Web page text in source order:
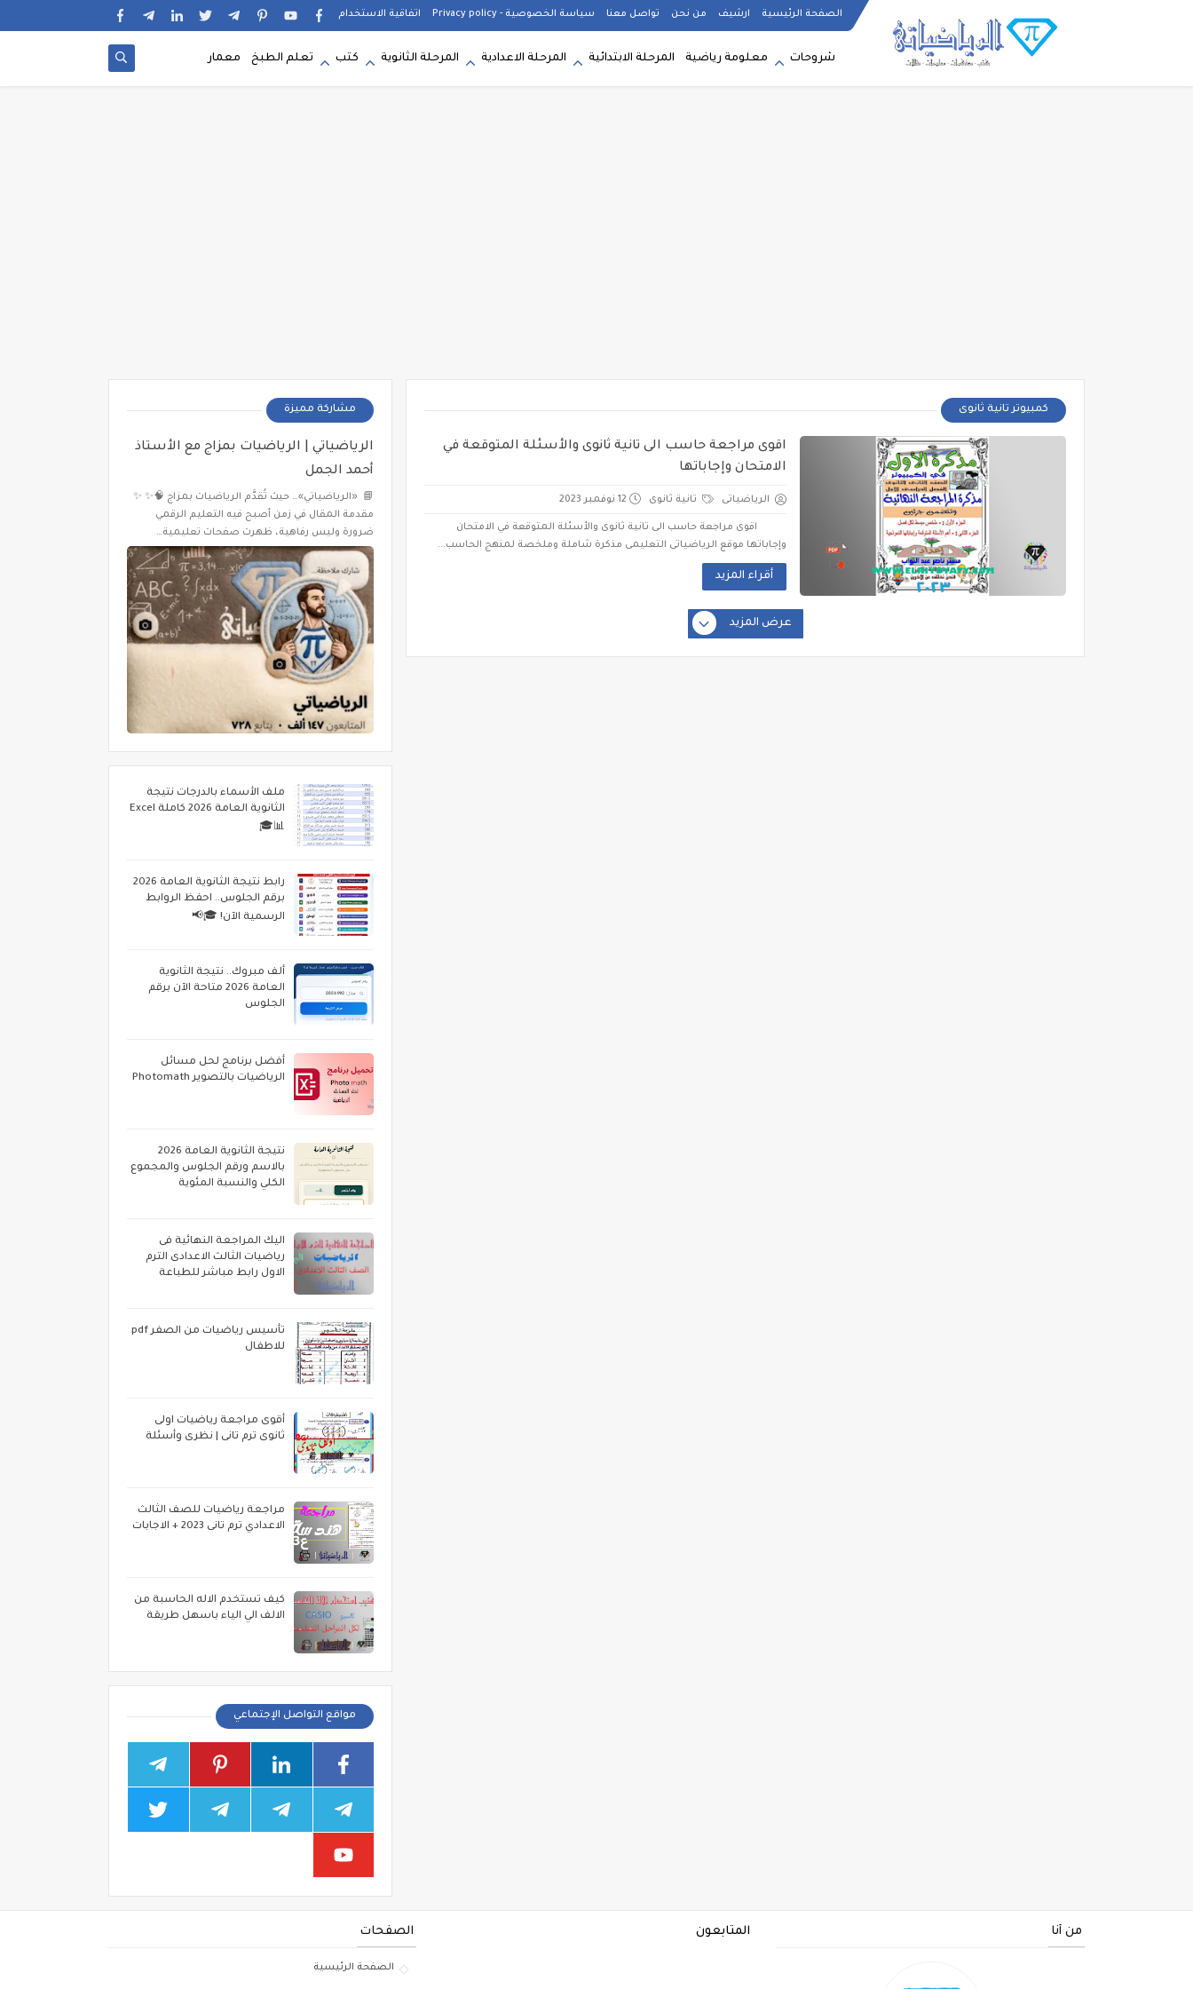
الصفحة الرئيسية ارشيف من نحن تواصل معنا سياسة الخصوصية - Privacy policy اتفاقية الاستخدام
شروحات معلومة رياضية المرحلة الابتدائية المرحلة الاعدادية المرحلة الثانوية كتب تعلم الطبخ معمار
كمبيوتر تانية ثانوى
اقوى مراجعة حاسب الى تانية ثانوى والأسئلة المتوقعة في
الامتحان وإجاباتها
الرياضياتى تانية ثانوى 12 نوفمبر 2023
اقوى مراجعة حاسب الى تانية ثانوى والأسئلة المتوقعة في الامتحان
وإجاباتها موقع الرياضياتى التعليمى مذكرة شاملة وملخصة لمنهج الحاسب...
أقراء المزيد
عرض المزيد
مشاركة مميزة
الرياضياتي | الرياضيات بمزاج مع الأستاذ
أحمد الجمل
📘 «الرياضياتي»… حيث تُقدَّم الرياضيات بمزاج 🧠✨ ✨
مقدمة المقال في زمن أصبح فيه التعليم الرقمي
ضرورة وليس رفاهية، ظهرت صفحات تعليمية…
ملف الأسماء بالدرجات نتيجة
الثانوية العامة 2026 كاملة Excel
📊🎓
رابط نتيجة الثانوية العامة 2026
برقم الجلوس.. احفظ الروابط
الرسمية الآن! 🎓📢
ألف مبروك.. نتيجة الثانوية
العامة 2026 متاحة الآن برقم
الجلوس
أفضل برنامج لحل مسائل
الرياضيات بالتصوير Photomath
نتيجة الثانوية العامة 2026
بالاسم ورقم الجلوس والمجموع
الكلي والنسبة المئوية
اليك المراجعة النهائية فى
رياضيات الثالث الاعدادى الترم
الاول رابط مباشر للطباعة
تأسيس رياضيات من الصفر pdf
للاطفال
أقوى مراجعة رياضيات اولى
ثانوى ترم تانى | نظرى وأسئلة
مراجعة رياضيات للصف الثالث
الاعدادي ترم تانى 2023 + الاجابات
كيف تستخدم الاله الحاسبة من
الالف الي الياء باسهل طريقة
مواقع التواصل الإجتماعي
من أنا المتابعون الصفحات
الصفحة الرئيسية